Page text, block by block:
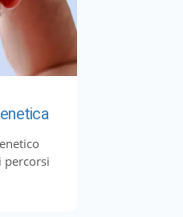
percorsi